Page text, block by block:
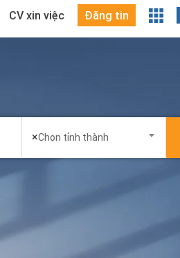
CV xin việc Đăng tin
×Chọn tỉnh thành